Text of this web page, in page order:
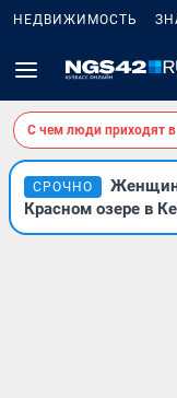
НЕДВИЖИМОСТЬ
С чем люди приходят
СРОЧНО
Красном озере в